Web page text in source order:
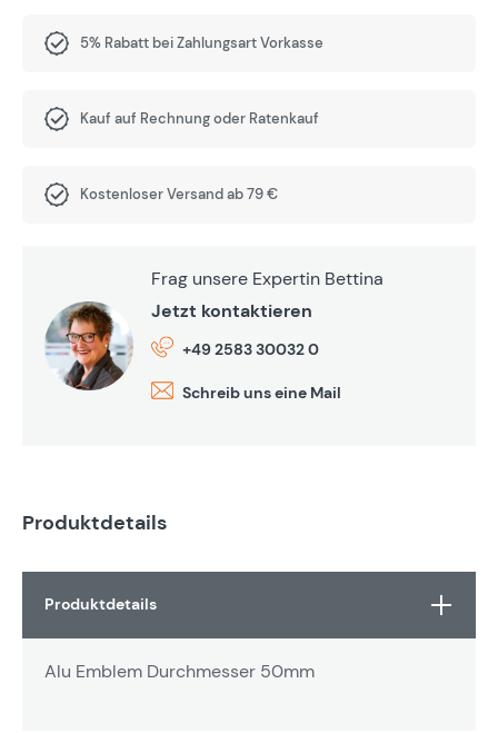
5% Rabatt bei Zahlungsart Vorkasse
Kauf auf Rechnung oder Ratenkauf
Kostenloser Versand ab 79 €
Frag unsere Expertin Bettina
Jetzt kontaktieren
+49 2583 30032 0
Schreib uns eine Mail
Produktdetails
Produktdetails
Alu Emblem Durchmesser 50mm